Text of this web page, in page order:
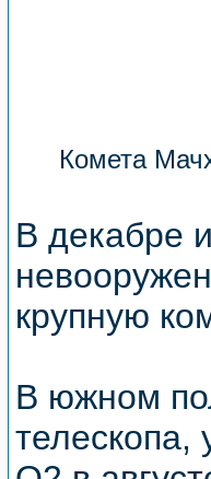
Комета
В декабре
крупную
В южном
телескопа,